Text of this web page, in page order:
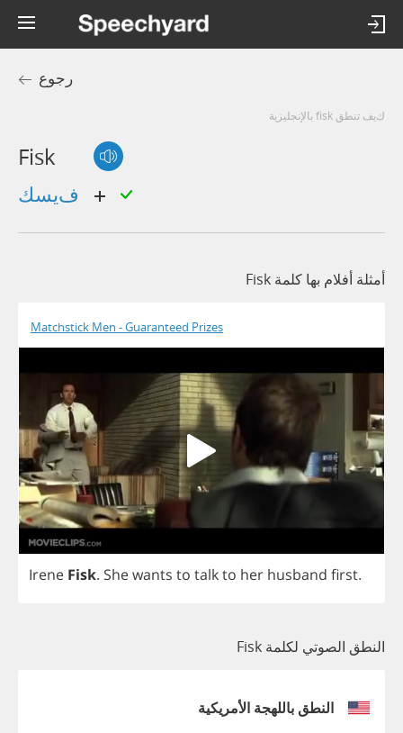
رجوع
كيف تنطق fisk بالإنجليزية
Fisk
أمثلة أفلام بها كلمة Fisk
Matchstick Men - Guaranteed Prizes
Irene Fisk. Shewants to talkto her husband first.
النطق الصوتي لكلمة Fisk
النطق باللهجة الأمريكية